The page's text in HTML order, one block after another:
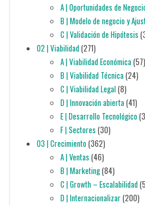
A | Oportunidades de
B | Modelo de negocio y
C | Validación de Hipótesis
02 | Viabilidad(271)
A | Viabilidad Económica(57)
B | Viabilidad Técnica(24)
C | Viabilidad Legal(8)
D | Innovación abierta(41)
E | Desarrollo Tecnológico
F | Sectores (30)
03 | Crecimiento(362)
A | Ventas (46)
B | Marketing(84)
C | Growth – Escalabilidad
D | Internacionalizar(200)